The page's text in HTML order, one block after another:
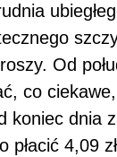
Od
co
koniec dnia
płacić 4,09